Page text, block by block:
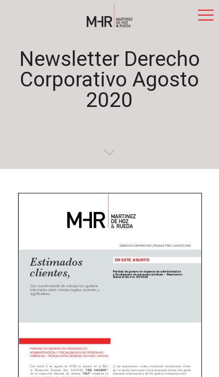
Newsletter Derecho
Corporativo Agosto
2020